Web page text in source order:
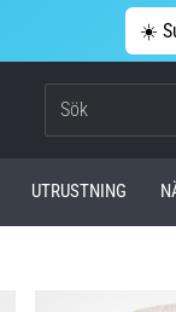
☀️
UTRUSTNING